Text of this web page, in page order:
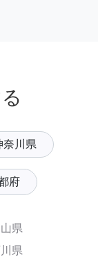
奈川県
府
県
県